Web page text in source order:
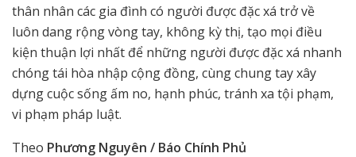
thân nhân các gia đình có người được đặc xá trở về
luôn dang rộng vòng tay, không kỳ thị, tạo mọi điều
kiện thuận lợi nhất để những người được đặc xá nhanh
chóng tái hòa nhập cộng đồng, cùng chung tay xây
dựng cuộc sống ấm no, hạnh phúc, tránh xa tội phạm,
vi phạm pháp luật.
Theo Phương Nguyên / Báo Chính Phủ